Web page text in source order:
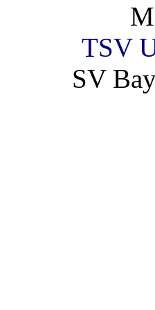
TSV
SV